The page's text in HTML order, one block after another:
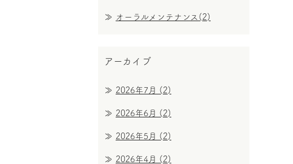
オーラルメンテナンス(2)
アーカイブ
2026年7月 (2)
2026年6月 (2)
2026年5月 (2)
2026年4月 (2)